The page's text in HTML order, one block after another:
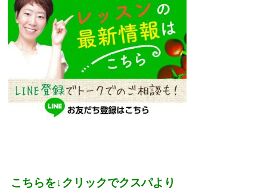
こちらを↓クリックでクスパより